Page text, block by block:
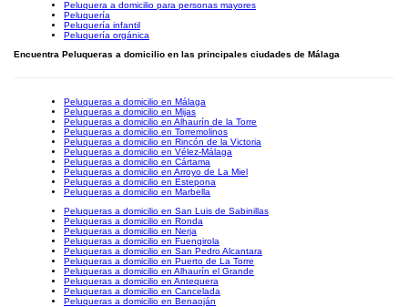
Peluquera a domicilio para personas mayores
Peluquería
Peluquería infantil
Peluquería orgánica
Encuentra Peluqueras a domicilio en las principales ciudades de Málaga
Peluqueras a domicilio en Málaga
Peluqueras a domicilio en Mijas
Peluqueras a domicilio en Alhaurín de la Torre
Peluqueras a domicilio en Torremolinos
Peluqueras a domicilio en Rincón de la Victoria
Peluqueras a domicilio en Vélez-Málaga
Peluqueras a domicilio en Cártama
Peluqueras a domicilio en Arroyo de La Miel
Peluqueras a domicilio en Estepona
Peluqueras a domicilio en Marbella
Peluqueras a domicilio en San Luis de Sabinillas
Peluqueras a domicilio en Ronda
Peluqueras a domicilio en Nerja
Peluqueras a domicilio en Fuengirola
Peluqueras a domicilio en San Pedro Alcantara
Peluqueras a domicilio en Puerto de La Torre
Peluqueras a domicilio en Alhaurín el Grande
Peluqueras a domicilio en Antequera
Peluqueras a domicilio en Cancelada
Peluqueras a domicilio en Benaoján